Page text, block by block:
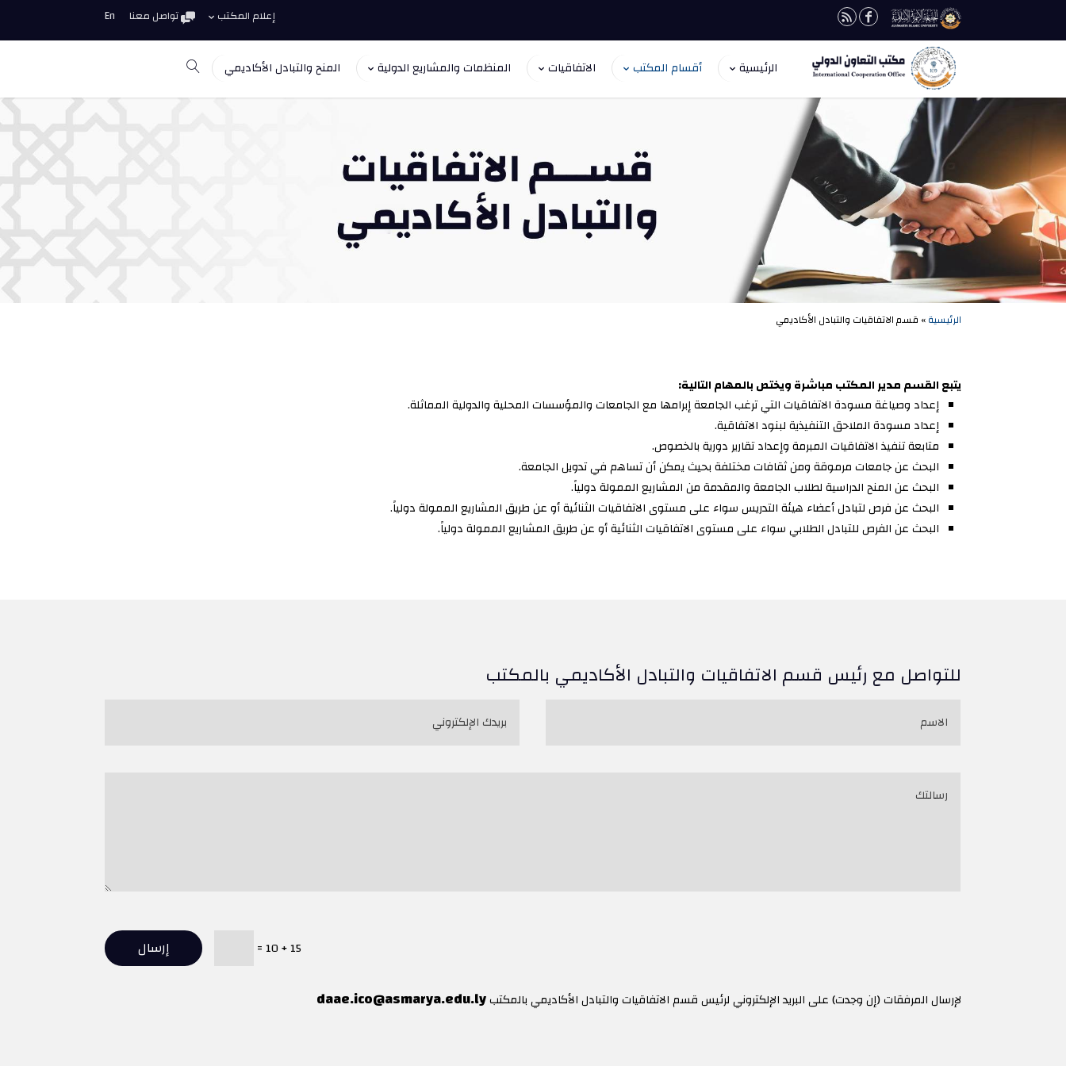
إعلام المكتب تواصل معنا En
الرئيسية أقسام المكتب الاتفاقيات المنظمات والمشاريع الدولية المنح والتبادل الأكاديمي
الرئيسية» قسم الاتفاقيات والتبادل الأكاديمي
يتبع القسم مدير المكتب مباشرة ويختص بالمهام التالية:
إعداد وصياغة مسودة الاتفاقيات التي ترغب الجامعة إبرامها مع الجامعات والمؤسسات المحلية والدولية المماثلة.
إعداد مسودة الملاحق التنفيذية لبنود الاتفاقية.
متابعة تنفيذ الاتفاقيات المبرمة وإعداد تقارير دورية بالخصوص.
البحث عن جامعات مرموقة ومن ثقافات مختلفة بحيث يمكن أن تساهم في تدويل الجامعة.
البحث عن المنح الدراسية لطلاب الجامعة والمقدمة من المشاريع الممولة دولياً.
البحث عن فرص لتبادل أعضاء هيئة التدريس سواء على مستوى الاتفاقيات الثنائية أو عن طريق المشاريع الممولة دولياً.
البحث عن الفرص للتبادل الطلابي سواء على مستوى الاتفاقيات الثنائية أو عن طريق المشاريع الممولة دولياً.
للتواصل مع رئيس قسم الاتفاقيات والتبادل الأكاديمي بالمكتب
إرسال 15 + 10
=
لإرسال المرفقات (إن وجدت) على البريد الإلكتروني لرئيس قسم الاتفاقيات والتبادل الأكاديمي بالمكتبdaae.ico@asmarya.edu.ly